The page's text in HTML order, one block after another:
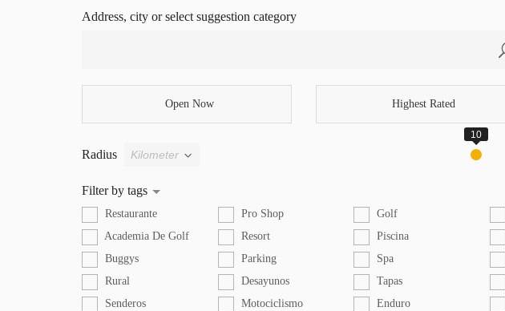
Address, city or select suggestion category
Open Now Highest Rated
Radius
Filter by tags
Restaurante Pro Shop Golf
Academia De Golf
Resort Piscina
Buggys
Parking Spa
Rural
Desayunos Tapas
Senderos
Motociclismo Enduro